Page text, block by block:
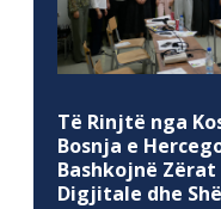
Të Rinjtë nga
Bosnja e
Bashkojnë
Digjitale dhe